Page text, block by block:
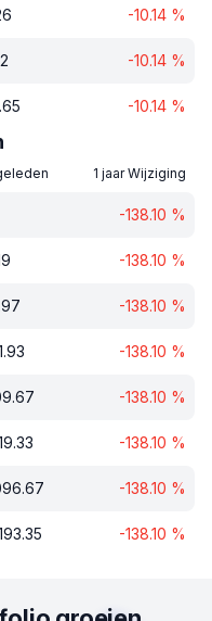
-10.14 %
-10.14 %
-10.14 %
1 jaar Wijziging
-138.10 %
-138.10 %
-138.10 %
-138.10 %
-138.10 %
-138.10 %
-138.10 %
-138.10 %